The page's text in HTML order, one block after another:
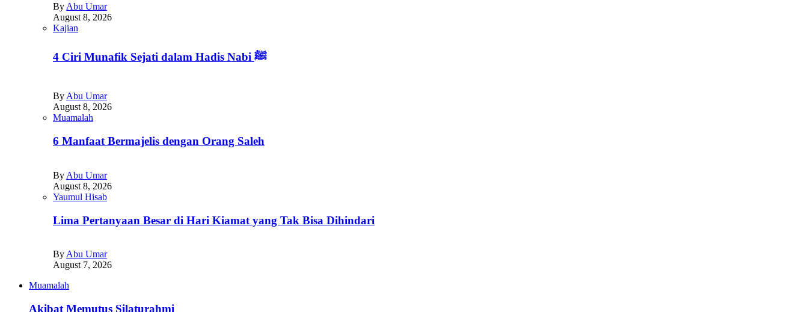
By Abu Umar
August 8, 2026
Kajian
4 Ciri Munafik Sejati dalam Hadis Nabi ﷺ
By Abu Umar
August 8, 2026
Muamalah
6 Manfaat Bermajelis dengan Orang Saleh
By Abu Umar
August 8, 2026
Yaumul Hisab
Lima Pertanyaan Besar di Hari Kiamat yang Tak Bisa Dihindari
By Abu Umar
August 7, 2026
Muamalah
Akibat Memutus Silaturahmi